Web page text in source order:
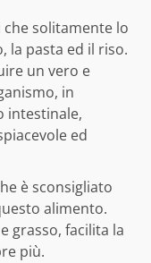
solitamente lo
la pasta ed il riso.
un vero e
in
intestinale,
ed
è sconsigliato
alimento.
grasso, facilita la
più.